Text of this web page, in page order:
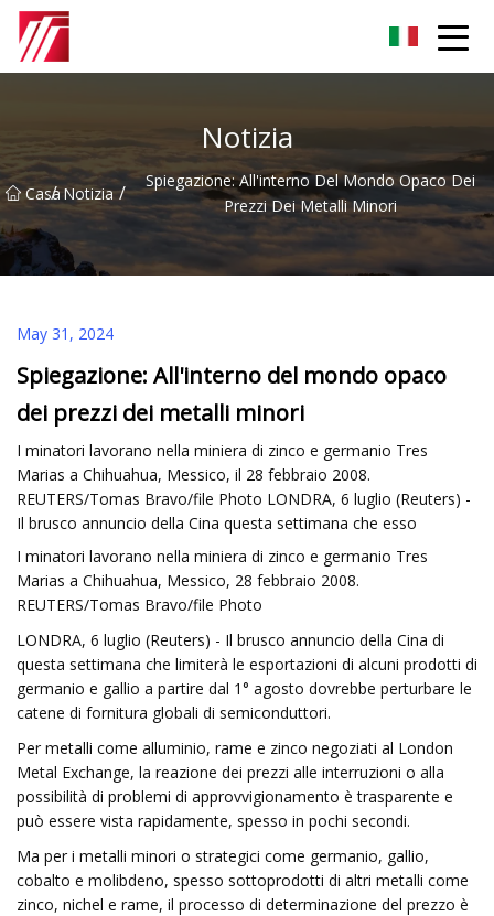
Notizia
Casa
/ Notizia /
Spiegazione: All'interno Del Mondo Opaco Dei
Prezzi Dei Metalli Minori
May 31, 2024
Spiegazione: All'interno del mondo opaco
dei prezzi dei metalli minori
I minatori lavorano nella miniera di zinco e germanio Tres
Marias a Chihuahua, Messico, il 28 febbraio 2008.
REUTERS/Tomas Bravo/file Photo LONDRA, 6 luglio (Reuters) -
Il brusco annuncio della Cina questa settimana che esso
I minatori lavorano nella miniera di zinco e germanio Tres
Marias a Chihuahua, Messico, 28 febbraio 2008.
REUTERS/Tomas Bravo/file Photo
LONDRA, 6 luglio (Reuters) - Il brusco annuncio della Cina di
questa settimana che limiterà le esportazioni di alcuni prodotti di
germanio e gallio a partire dal 1° agosto dovrebbe perturbare le
catene di fornitura globali di semiconduttori.
Per metalli come alluminio, rame e zinco negoziati al London
Metal Exchange, la reazione dei prezzi alle interruzioni o alla
possibilità di problemi di approvvigionamento è trasparente e
può essere vista rapidamente, spesso in pochi secondi.
Ma per i metalli minori o strategici come germanio, gallio,
cobalto e molibdeno, spesso sottoprodotti di altri metalli come
zinco, nichel e rame, il processo di determinazione del prezzo è